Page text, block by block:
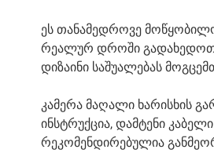
ეს თანამედროვე
რეალურ დროში გადახედოთ
დიზაინი საშუალებას
კამერა მაღალი ხარისხის
ინსტრუქცია, დამტენი
რეკომენდირებულია